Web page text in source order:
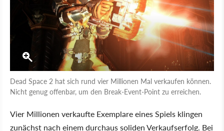
Dead Space 2 hat sich rund vier Millionen Mal verkaufen können.
Nicht genug offenbar, um den Break-Event-Point zu erreichen.
Vier Millionen verkaufte Exemplare eines Spiels klingen
zunächst nach einem durchaus soliden Verkaufserfolg. Bei